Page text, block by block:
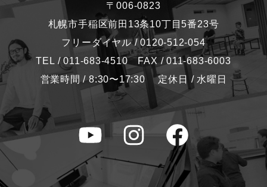
〒006-0823
札幌市手稲区前田13条10丁目5番23号
フリーダイヤル / 0120-512-054
TEL / 011-683-4510 FAX / 011-683-6003
営業時間 / 8:30〜17:30 定休日 / 水曜日